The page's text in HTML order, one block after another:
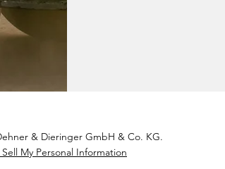
& Dieringer GmbH & Co. KG.
My Personal Information